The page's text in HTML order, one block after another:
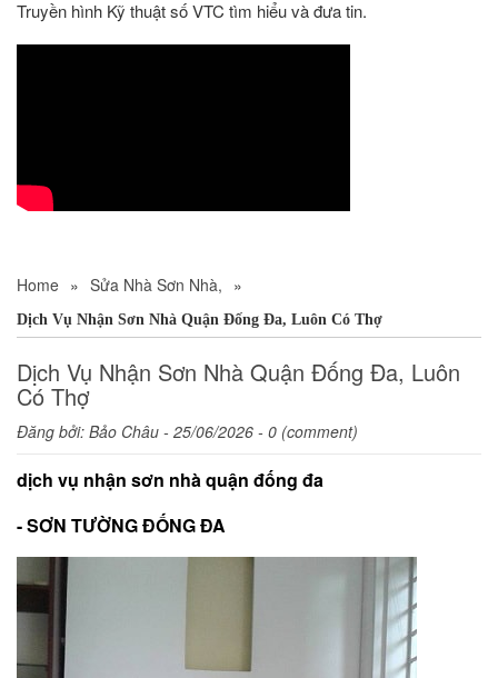
Truyền hình Kỹ thuật số VTC tìm hiểu và đưa tin.
Home » Sửa Nhà Sơn Nhà, »
Dịch Vụ Nhận Sơn Nhà Quận Đống Đa, Luôn Có Thợ
Dịch Vụ Nhận Sơn Nhà Quận Đống Đa, Luôn
Có Thợ
Đăng bởi: Bảo Châu - 25/06/2026 - 0 (comment)
dịch vụ nhận sơn nhà quận đống đa
- SƠN TƯỜNG ĐỐNG ĐA